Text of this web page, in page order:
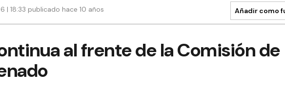
| 18:33 publicado hace 10 años Añadir como
al frente de la Comisión de